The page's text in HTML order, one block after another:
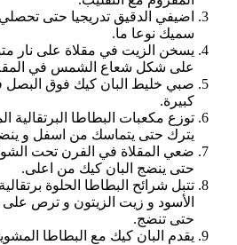
اضيفي الدقيق تدريجيا حتى
سميك نوعا ما.
يسخن الزيت في مقلاة على نار
على شكل شعاع الشمس في
صبي خليط البان كيك فوق البصل
كبيرة.
توزع مكعبات البطاطا البرتقالية
يترك حتى يتماسك من اسفل و
ضعي المقلاة في الفرن تحت
حتى ينضج البان كيك من اعلى.
تتبل شرائح البطاطا الحلوة
الأسود و زيت الزيتون و ترص
حتى تنضج.
يقدم البان كيك مع البطاطا